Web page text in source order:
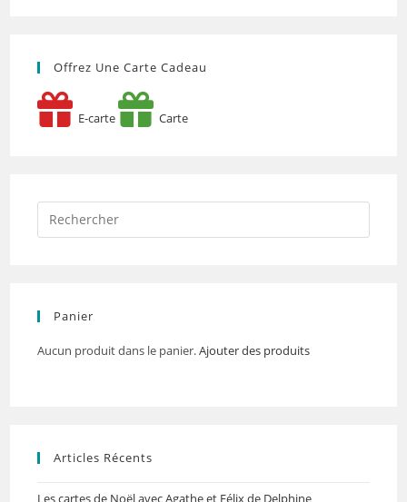
Offrez Une Carte Cadeau
E-carte Carte
Panier
Aucun produit dans le panier.Ajouter des produits
Articles Récents
Les cartes de Noël avec Agathe et Félix de Delphine